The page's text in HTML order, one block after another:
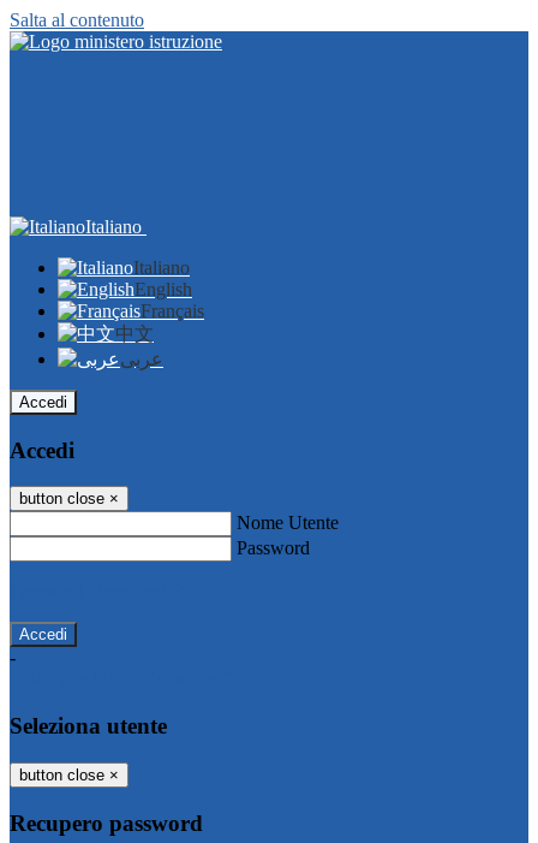
Salta al contenuto
Italiano
Italiano
English
Français
中文
عربى
Accedi
Accedi
button close ×
Nome Utente
Password
-
Seleziona utente
button close ×
Recupero password